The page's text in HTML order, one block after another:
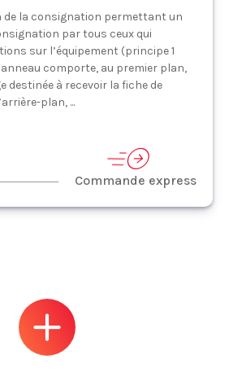
de la consignation permettant un
par tous ceux qui
sur l’équipement (principe 1
comporte, au premier plan,
destinée à recevoir la fiche de
plan, ...
Commande express